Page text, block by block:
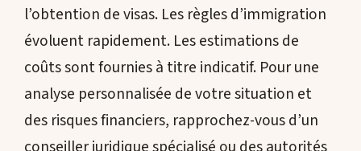
l’obtention de visas. Les règles d’immigration
évoluent rapidement. Les estimations de
coûts sont fournies à titre indicatif. Pour une
analyse personnalisée de votre situation et
des risques financiers, rapprochez-vous d’un